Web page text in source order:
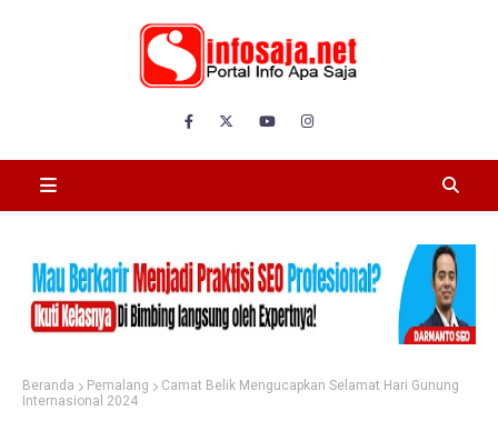
Beranda Pemalang
Camat Belik Mengucapkan Selamat Hari Gunung
Internasional 2024